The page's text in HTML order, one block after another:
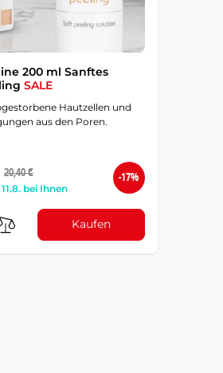
200 ml Sanftes
SALE
Hautzellen und
aus den Poren.
20,40 €
bei Ihnen
-17%
Kaufen